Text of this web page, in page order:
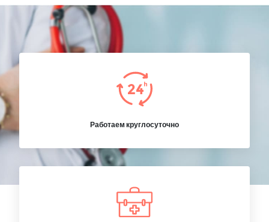
Работаем круглосуточно